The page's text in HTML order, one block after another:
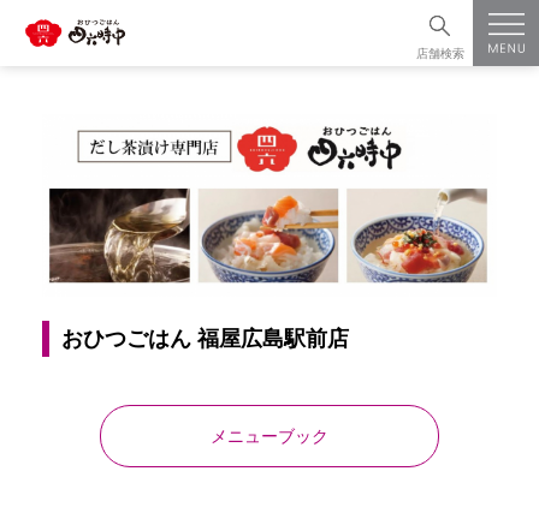
店舗検索
おひつごはん 福屋広島駅前店
メニューブック